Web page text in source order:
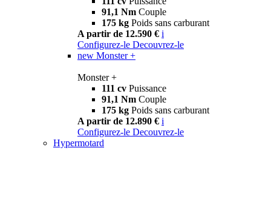
91,1 Nm Couple
175 kg Poids sans carburant
A partir de 12.590 € i
Configurez-le Decouvrez-le
new Monster +
Monster +
111 cv Puissance
91,1 Nm Couple
175 kg Poids sans carburant
A partir de 12.890 € i
Configurez-le Decouvrez-le
Hypermotard